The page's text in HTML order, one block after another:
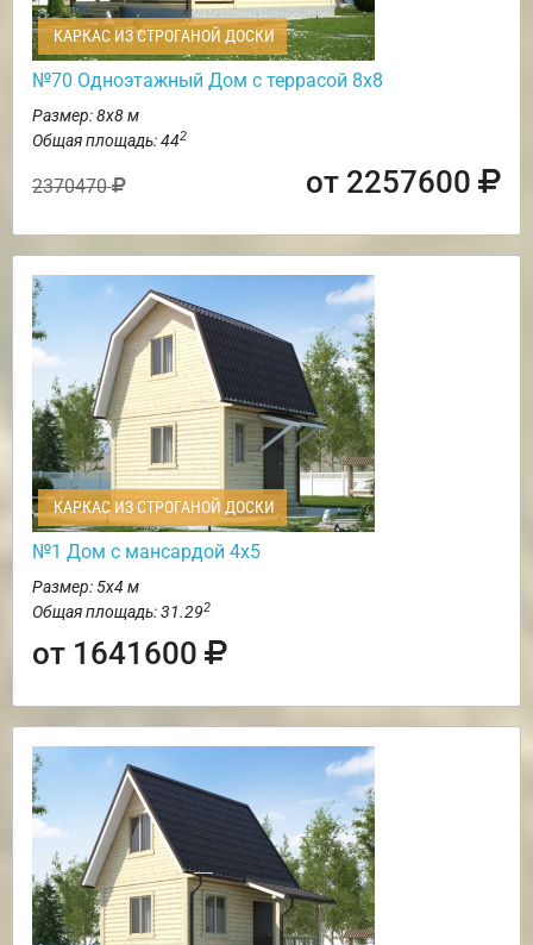
КАРКАС ИЗ СТРОГАНОЙ ДОСКИ
№70 Одноэтажный Дом с террасой 8х8
Размер: 8х8 м
Общая площадь: 442
2370470 от 2257600
КАРКАС ИЗ СТРОГАНОЙ ДОСКИ
№1 Дом с мансардой 4х5
Размер: 5х4 м
Общая площадь: 31.292
от 1641600